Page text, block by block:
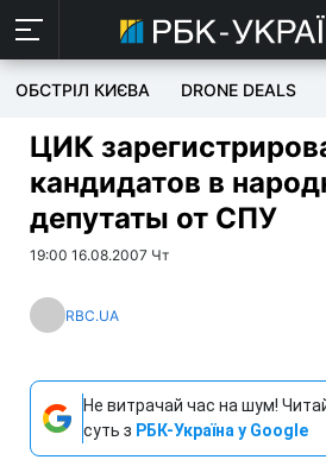
ОБСТРІЛ КИЄВА DRONE DEALS
ЦИК
кандидатов в
депутаты от СПУ
19:00 16.08.2007 Чт
RBC.UA
Не витрачай час на шум!
суть з РБК-Україна у Google